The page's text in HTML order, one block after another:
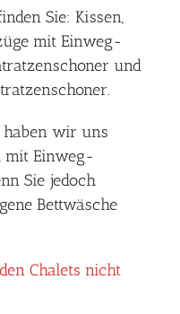
Sie: Kissen,
mit Einweg-
und
haben wir uns
mit Einweg-
Sie jedoch
Bettwäsche
Chalets nicht